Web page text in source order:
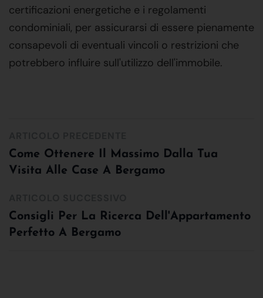
certificazioni energetiche e i regolamenti
condominiali, per assicurarsi di essere pienamente
consapevoli di eventuali vincoli o restrizioni che
potrebbero influire sull'utilizzo dell'immobile.
Come Ottenere Il Massimo Dalla Tua
Visita Alle Case A Bergamo
Consigli Per La Ricerca Dell'Appartamento
Perfetto A Bergamo